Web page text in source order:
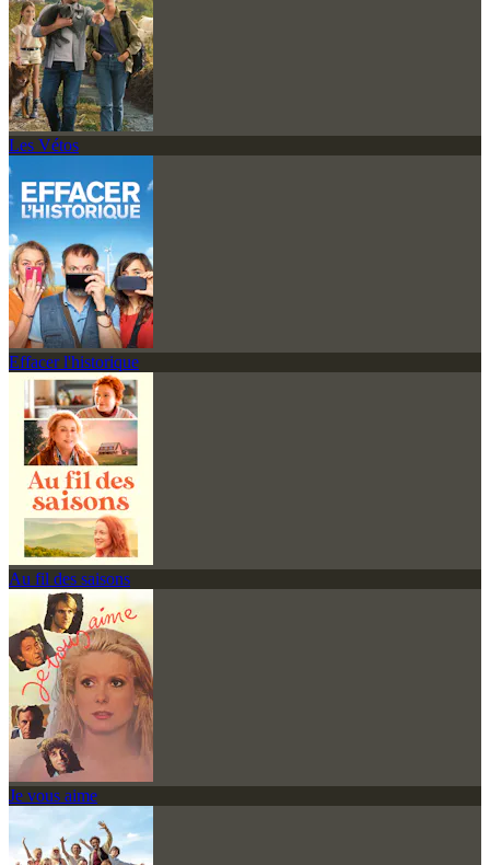
Les Vétos
Effacer l'historique
Au fil des saisons
Je vous aime